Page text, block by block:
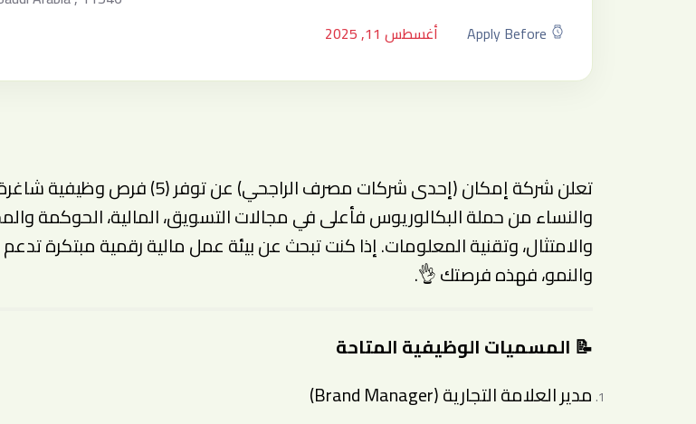
Apply Before
أغسطس 11, 2025
تعلن شركة إمكان (إحدى شركات مصرف الراجحي) عن توفر (5)
والنساء من حملة البكالوريوس فأعلى في مجالات التسويق، المالية، الحوكمة
والامتثال، وتقنية المعلومات. إذا كنت تبحث عن بيئة عمل مالية رقمية مبتكرة تدعم
والنمو، فهذه فرصتك 👌.
📝 المسميات الوظيفية المتاحة
مدير العلامة التجارية(Brand Manager)